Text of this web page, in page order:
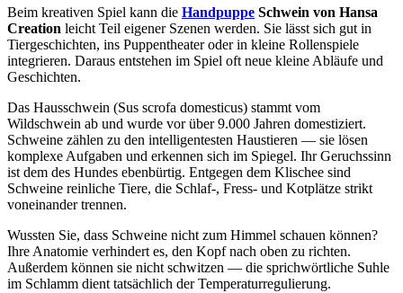
Beim kreativen Spiel kann die Handpuppe Schwein von Hansa
Creation leicht Teil eigener Szenen werden. Sie lässt sich gut in
Tiergeschichten, ins Puppentheater oder in kleine Rollenspiele
integrieren. Daraus entstehen im Spiel oft neue kleine Abläufe und
Geschichten.
Das Hausschwein (Sus scrofa domesticus) stammt vom
Wildschwein ab und wurde vor über 9.000 Jahren domestiziert.
Schweine zählen zu den intelligentesten Haustieren — sie lösen
komplexe Aufgaben und erkennen sich im Spiegel. Ihr Geruchssinn
ist dem des Hundes ebenbürtig. Entgegen dem Klischee sind
Schweine reinliche Tiere, die Schlaf-, Fress- und Kotplätze strikt
voneinander trennen.
Wussten Sie, dass Schweine nicht zum Himmel schauen können?
Ihre Anatomie verhindert es, den Kopf nach oben zu richten.
Außerdem können sie nicht schwitzen — die sprichwörtliche Suhle
im Schlamm dient tatsächlich der Temperaturregulierung.